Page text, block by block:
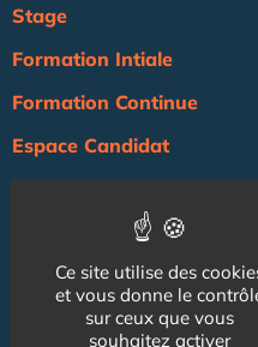
Stage
Formation Intiale
Formation Continue
Espace Candidat
Agenda
NOS AUTRES SITES :
Ce site utilise des
et vous donne le
sur ceux que vous
souhaitez activer